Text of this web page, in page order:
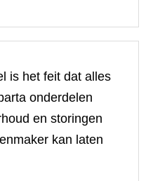
is het feit dat alles
onderdelen
en storingen
kan laten